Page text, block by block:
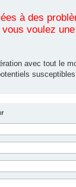
à des
voulez
avec tout le